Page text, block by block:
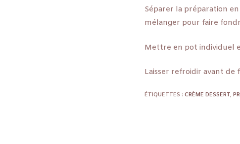
Séparer la préparation
mélanger pour faire
Mettre en pot individuel
Laisser refroidir avant
ÉTIQUETTES : CRÈME DESSERT,